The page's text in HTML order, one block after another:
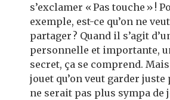
s’exclamer « Pas touche » !
exemple, est-ce qu’on ne
partager ? Quand il s’agit
personnelle et importante,
secret, ça se comprend. Mais
jouet qu’on veut garder juste
ne serait pas plus sympa de